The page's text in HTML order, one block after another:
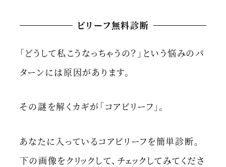
ビリーフ無料診断
「どうして私こうなっちゃうの？」という悩みのパ
ターンには原因があります。
その謎を解くカギが「コアビリーフ」。
あなたに入っているコアビリーフを簡単診断。
下の画像をクリックして、チェックしてみてくださ